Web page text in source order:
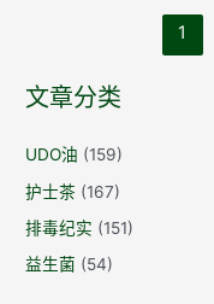
近
900
度，
生
说
1
文章分类
UDO油 (159)
护士茶 (167)
排毒纪实 (151)
益生菌 (54)